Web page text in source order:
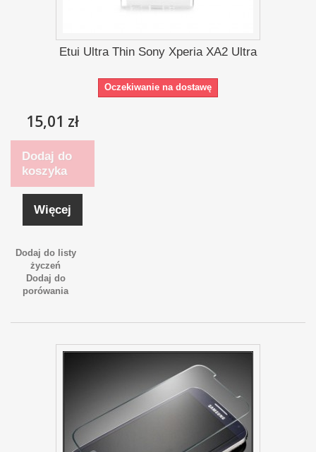
Etui Ultra Thin Sony Xperia XA2 Ultra
Oczekiwanie na dostawę
15,01 zł
Dodaj do
koszyka
Więcej
Dodaj do listy
życzeń
Dodaj do
porówania